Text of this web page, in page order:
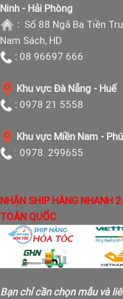
Ninh - Hải Phòng
: Số 88 Ngã Ba Tiền
Nam Sách, HD
: 08 96697 666
Khu vực Đà Nẵng - Huế
: 0978 21 5558
Khu vực Miền Nam -
: 0978. 299655
NHẬN SHIP HÀNG NHANH
TOÀN QUỐC
Bạn chỉ cần chọn mẫu và